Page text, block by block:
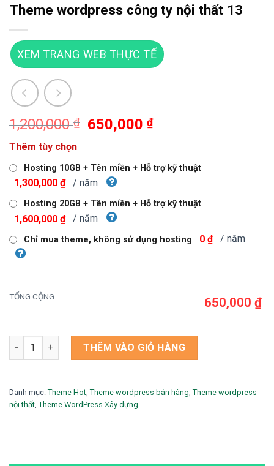
Theme wordpress công ty nội thất 13
XEM TRANG WEB THỰC TẾ
1,200,000₫
Giá
1,200,000 ₫.
650,000₫Giá
là:
Thêm tùy chọn
Hosting 10GB + Tên miền + Hỗ trợ kỹ thuật
1,300,000 ₫ / năm
Hosting 20GB + Tên miền + Hỗ trợ kỹ thuật
1,600,000 ₫ / năm
Chỉ mua theme, không sử dụng hosting 0 ₫ / năm
TỔNG CỘNG 650,000 ₫
Theme wordpress công ty nội thất 13 số lượng
THÊM VÀO GIỎ HÀNG
Danh mục: Theme Hot Theme wordpress bán hàng Theme wordpress
nội thất Theme WordPress Xây dựng